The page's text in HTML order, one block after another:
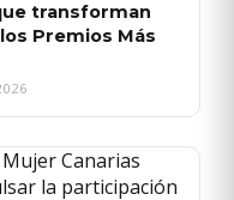
transforman
Premios Más